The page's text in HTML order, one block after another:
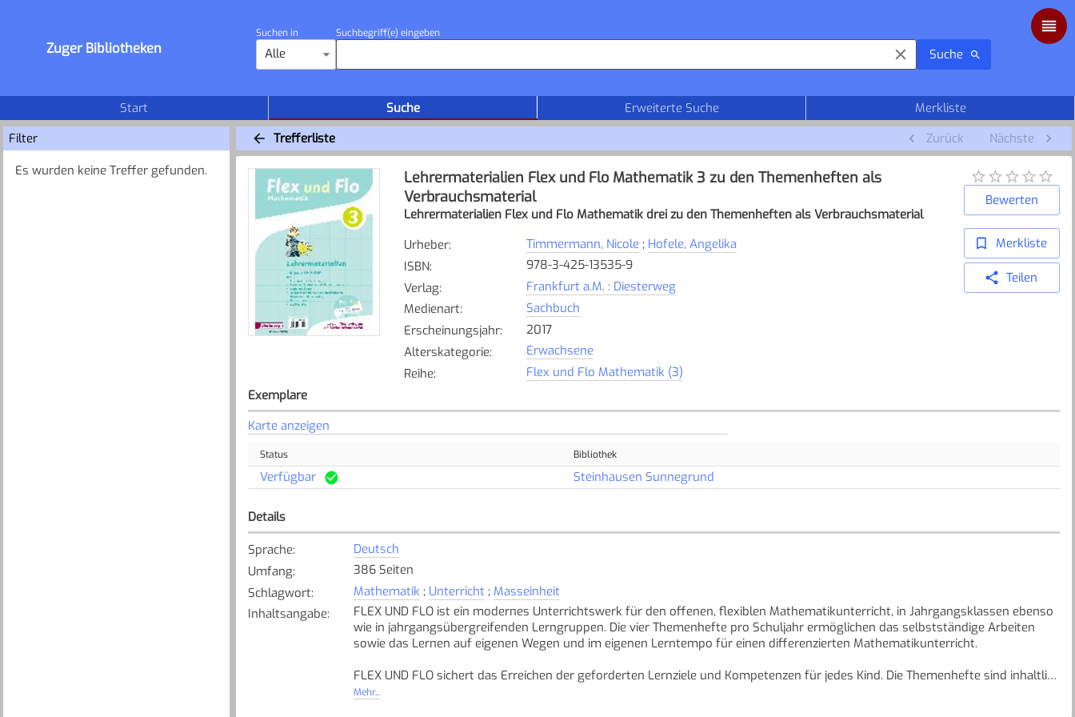
Zuger Bibliotheken
Suchen in
Alle
Suchbegriff(e) eingeben
Suche
Start Suche Erweiterte Suche
Merkliste
Filter
Es wurden keine Treffer gefunden.
Trefferliste Zurück Nächste
Lehrermaterialien Flex und Flo Mathematik 3 zu den Themenheften als
Verbrauchsmaterial
Lehrermaterialien Flex und Flo Mathematik drei zu den Themenheften als Verbrauchsmaterial
Urheber: Timmermann, Nicole; Hofele, Angelika
ISBN:
978-3-425-13535-9
Verlag:
Frankfurt a.M. : Diesterweg
Medienart:
Sachbuch
Erscheinungsjahr:
2017
Alterskategorie:
Erwachsene
Reihe: Flex und Flo Mathematik (3)
Bewerten
Merkliste
Teilen
Exemplare
Karte anzeigen
Status Bibliothek
Verfügbar Steinhausen Sunnegrund
Details
Sprache:
Deutsch
Umfang:
386 Seiten
Schlagwort: Mathematik ; Unterricht ; Masseinheit
Inhaltsangabe:
FLEX UND FLO ist ein modernes Unterrichtswerk für den offenen, flexiblen Mathematikunterricht, in Jahrgangsklassen ebenso
wie in jahrgangsübergreifenden Lerngruppen. Die vier Themenhefte pro Schuljahr ermöglichen das selbstständige Arbeiten
sowie das Lernen auf eigenen Wegen und im eigenen Lerntempo für einen differenzierten Mathematikunterricht.
FLEX UND FLO sichert das Erreichen der geforderten Lernziele und Kompetenzen für jedes Kind. Die Themenhefte sind inhaltlich
klar strukturiert und regen die Kinder so zu selbstständigen mathematischen Entdeckungen an. Die sympathischen Leitfiguren
Mehr...